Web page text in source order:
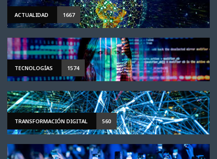
ACTUALIDAD 1667
TECNOLOGÍAS 1574
TRANSFORMACIÓN DIGITAL 560